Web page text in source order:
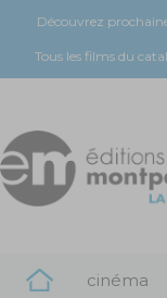
Découvrez
Tous les films du
cinéma